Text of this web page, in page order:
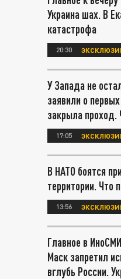
Украина шах. В
катастрофа
20:30
У Запада не
заявили о
закрыла проход.
17:05
В НАТО боятся
территории. Что
13:56
Главное в
Маск запретил
вглубь России.